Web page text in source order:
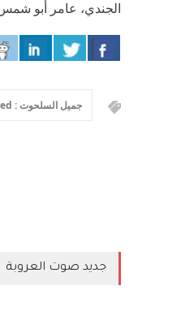
الجندي، عامر أبو
جميل السلحوت : featured
جديد صوت العروبة